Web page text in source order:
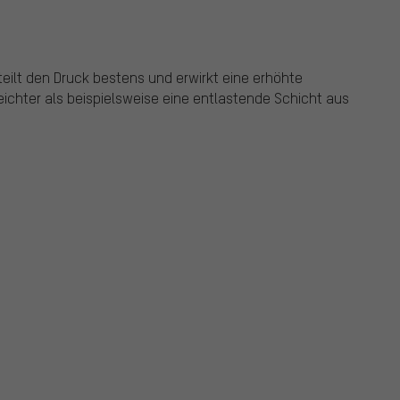
den Druck bestens und erwirkt eine erhöhte
als beispielsweise eine entlastende Schicht aus